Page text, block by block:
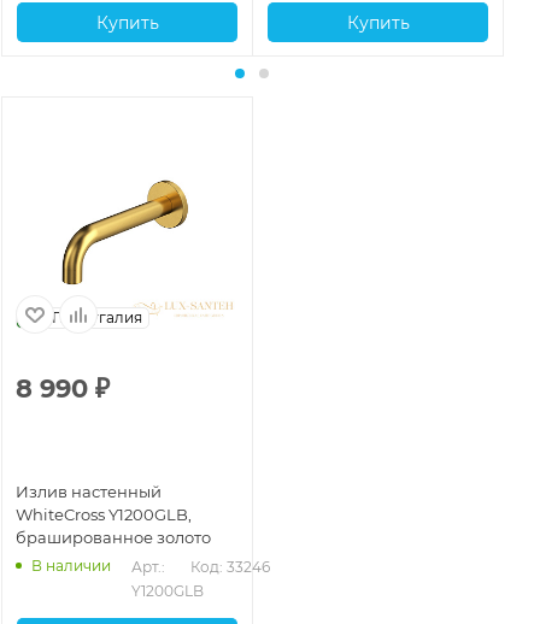
Купить Купить
Португалия
8 990 ₽
Излив настенный
WhiteCross Y1200GLB,
брашированное золото
В наличии
Арт.:
Y1200GLB
Код: 33246